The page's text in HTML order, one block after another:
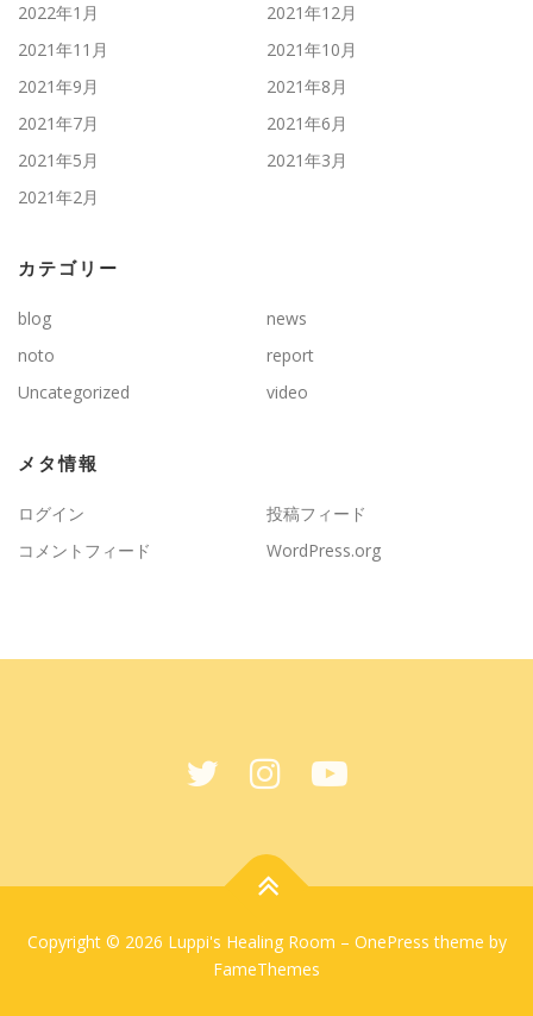
2022年1月
2021年12月
2021年11月
2021年10月
2021年9月
2021年8月
2021年7月
2021年6月
2021年5月
2021年3月
2021年2月
カテゴリー
blog
news
noto
report
Uncategorized
video
メタ情報
ログイン
投稿フィード
コメントフィード
WordPress.org
Copyright © 2026 Luppi's Healing Room – OnePress theme by
FameThemes